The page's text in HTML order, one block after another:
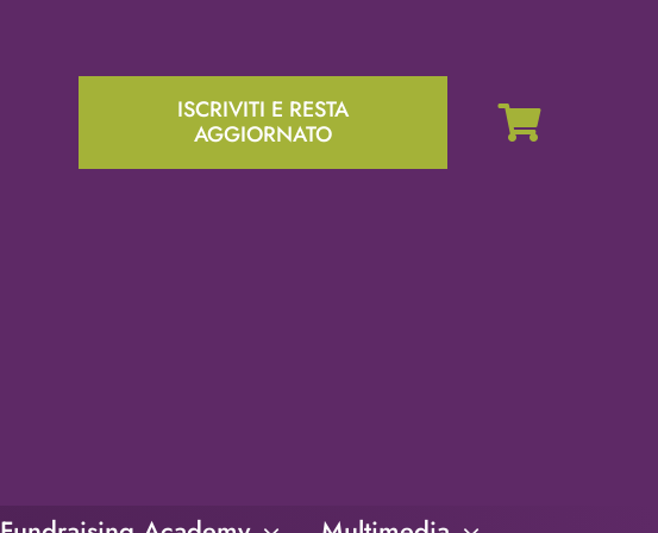
ISCRIVITI E RESTA
AGGIORNATO